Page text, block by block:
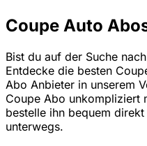
Coupe Auto
Bist du auf der Suche
Entdecke die besten
Abo Anbieter in unserem
Coupe Abo unkompliziert
bestelle ihn bequem
unterwegs.